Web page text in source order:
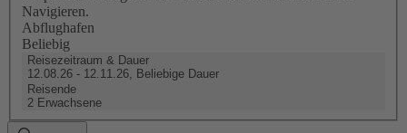
Navigieren.
Abflughafen
Beliebig
Reisezeitraum & Dauer
12.08.26 - 12.11.26, Beliebige Dauer
Reisende
2 Erwachsene